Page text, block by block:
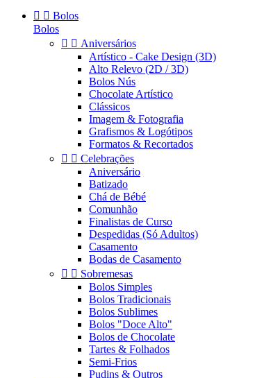
  Bolos
Bolos
  Aniversários
Artístico - Cake Design (3D)
Alto Relevo (2D / 3D)
Bolos Nús
Chocolate Artístico
Clássicos
Imagem & Fotografia
Grafismos & Logótipos
Formatos & Recortados
  Celebrações
Aniversário
Batizado
Chá de Bébé
Comunhão
Finalistas de Curso
Despedidas (Só Adultos)
Casamento
Bodas de Casamento
  Sobremesas
Bolos Simples
Bolos Tradicionais
Bolos Sublimes
Bolos "Doce Alto"
Bolos de Chocolate
Tartes & Folhados
Semi-Frios
Pudins & Outros